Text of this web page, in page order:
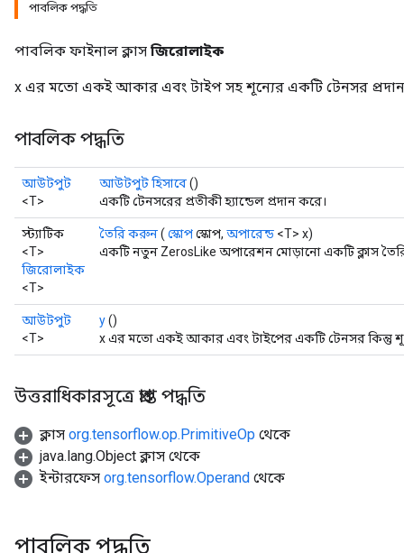
পাবলিক পদ্ধতি
পাবলিক ফাইনাল ক্লাস জিরোলাইক
x এর মতো একই আকার এবং টাইপ সহ শূন্যের একটি টেনসর
পাবলিক পদ্ধতি
আউটপুট
<T>
আউটপুট হিসাবে()
একটি টেনসরের প্রতীকী হ্যান্ডেল প্রদান করে।
স্ট্যাটিক
<T>
জিরোলাইক
<T>
তৈরি করুন( স্কোপস্কোপ, অপারেন্ড <T> x)
একটি নতুন ZerosLike অপারেশন মোড়ানো একটি ক্লাস
আউটপুট
<T>
y()
x এর মতো একই আকার এবং টাইপের একটি টেনসর কিন্তু
উত্তরাধিকারসূত্রে প্রাপ্ত পদ্ধতি
ক্লাস org.tensorflow.op.PrimitiveOp থেকে
java.lang.Object ক্লাস থেকে
ইন্টারফেস org.tensorflow.Operand থেকে
পাবলিক পদ্ধতি